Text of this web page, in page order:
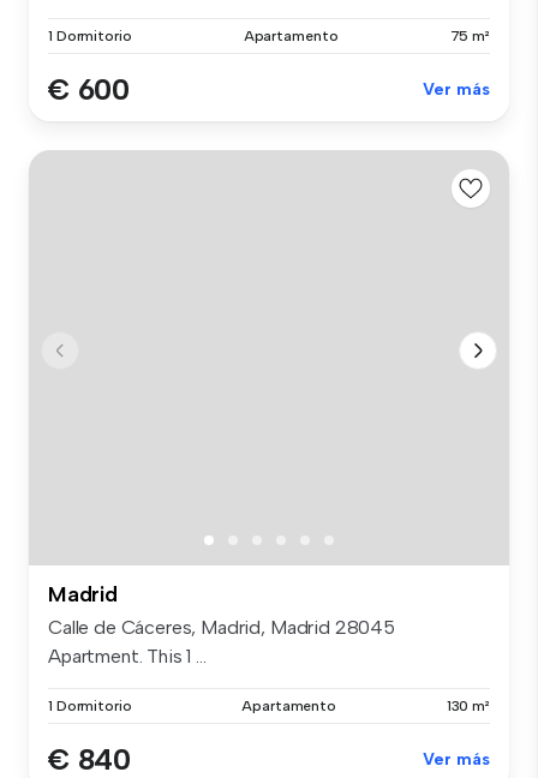
1 Dormitorio Apartamento 75 m²
€ 600 Ver más
Madrid
Calle de Cáceres, Madrid, Madrid 28045
Apartment. This 1 ...
1 Dormitorio Apartamento 130 m²
€ 840 Ver más